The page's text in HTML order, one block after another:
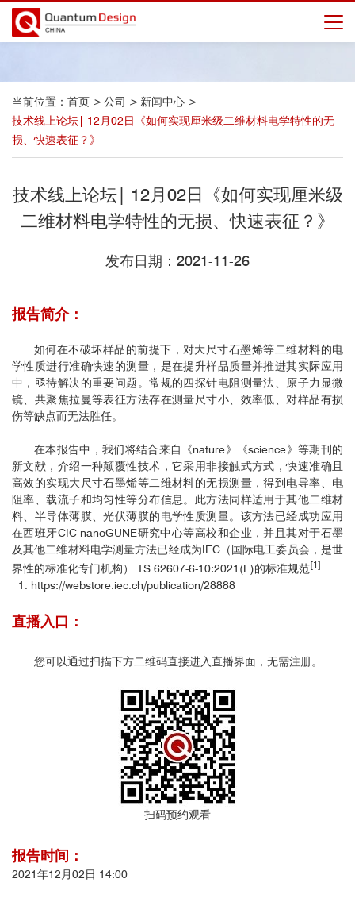
当前位置： 首页 > 公司 > 新闻中心 >
技术线上论坛| 12月02日《如何实现厘米级二维材料电学特性的无
损、快速表征？》
技术线上论坛| 12月02日《如何实现厘米级
二维材料电学特性的无损、快速表征？》
发布日期：2021-11-26
报告简介：
如何在不破坏样品的前提下，对大尺寸石墨烯等二维材料的电
学性质进行准确快速的测量，是在提升样品质量并推进其实际应用
中，亟待解决的重要问题。常规的四探针电阻测量法、原子力显微
镜、共聚焦拉曼等表征方法存在测量尺寸小、效率低、对样品有损
伤等缺点而无法胜任。
在本报告中，我们将结合来自《nature》《science》等期刊的
新文献，介绍一种颠覆性技术，它采用非接触式方式，快速准确且
高效的实现大尺寸石墨烯等二维材料的无损测量，得到电导率、电
阻率、载流子和均匀性等分布信息。此方法同样适用于其他二维材
料、半导体薄膜、光伏薄膜的电学性质测量。该方法已经成功应用
在西班牙CIC nanoGUNE研究中心等高校和企业，并且其对于石墨
及其他二维材料电学测量方法已经成为IEC（国际电工委员会，是世
界性的标准化专门机构） TS 62607-6-10:2021(E)的标准规范[1]
1. https://webstore.iec.ch/publication/28888
直播入口：
您可以通过扫描下方二维码直接进入直播界面，无需注册。
扫码预约观看
报告时间：
2021年12月02日 14:00